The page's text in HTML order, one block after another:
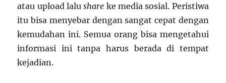
atau upload lalushare ke media sosial. Peristiwa
itu bisa menyebar dengan sangat cepat dengan
kemudahan ini. Semua orang bisa mengetahui
informasi ini tanpa harus berada di tempat
kejadian.